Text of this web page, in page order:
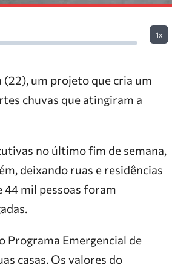
1x
um projeto que cria um
chuvas que atingiram a
no último fim de semana,
deixando ruas e residências
44 mil pessoas foram
Programa Emergencial de
casas. Os valores do